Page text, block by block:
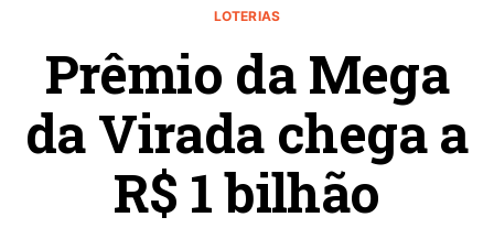
LOTERIAS
Prêmio da Mega
da Virada chega a
R$ 1 bilhão